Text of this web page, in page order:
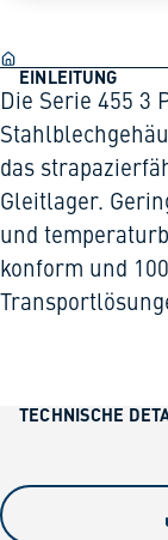
EINLEITUNG
Die Serie 455 3
das
Gleitlager.
und
konform und
TECHNISCHE